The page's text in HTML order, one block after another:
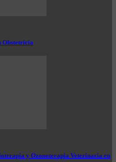
Obstetricia
y Ozonoterapia Veterinaria en